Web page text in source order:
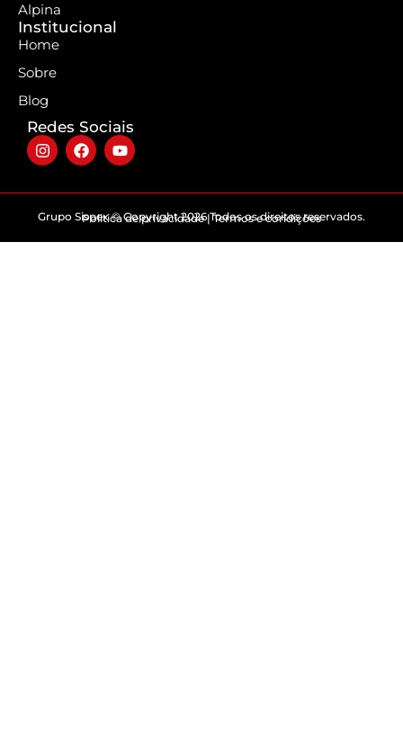
Alpina
Institucional
Home
Sobre
Blog
Redes Sociais
Grupo Sispex © Copyright 2026 Todos os direitos reservados.
Politica de privacidade | Termos e condições